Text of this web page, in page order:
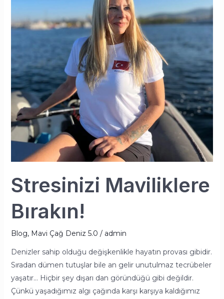
Stresinizi Maviliklere
Bırakın!
Blog, Mavi Çağ Deniz 5.0 / admin
Denizler sahip olduğu değişkenlikle hayatın provası gibidir.
Sıradan dümen tutuşlar bile an gelir unutulmaz tecrübeler
yaşatır… Hiçbir şey dışarı dan göründüğü gibi değildir.
Çünkü yaşadığımız algı çağında karşı karşıya kaldığımız